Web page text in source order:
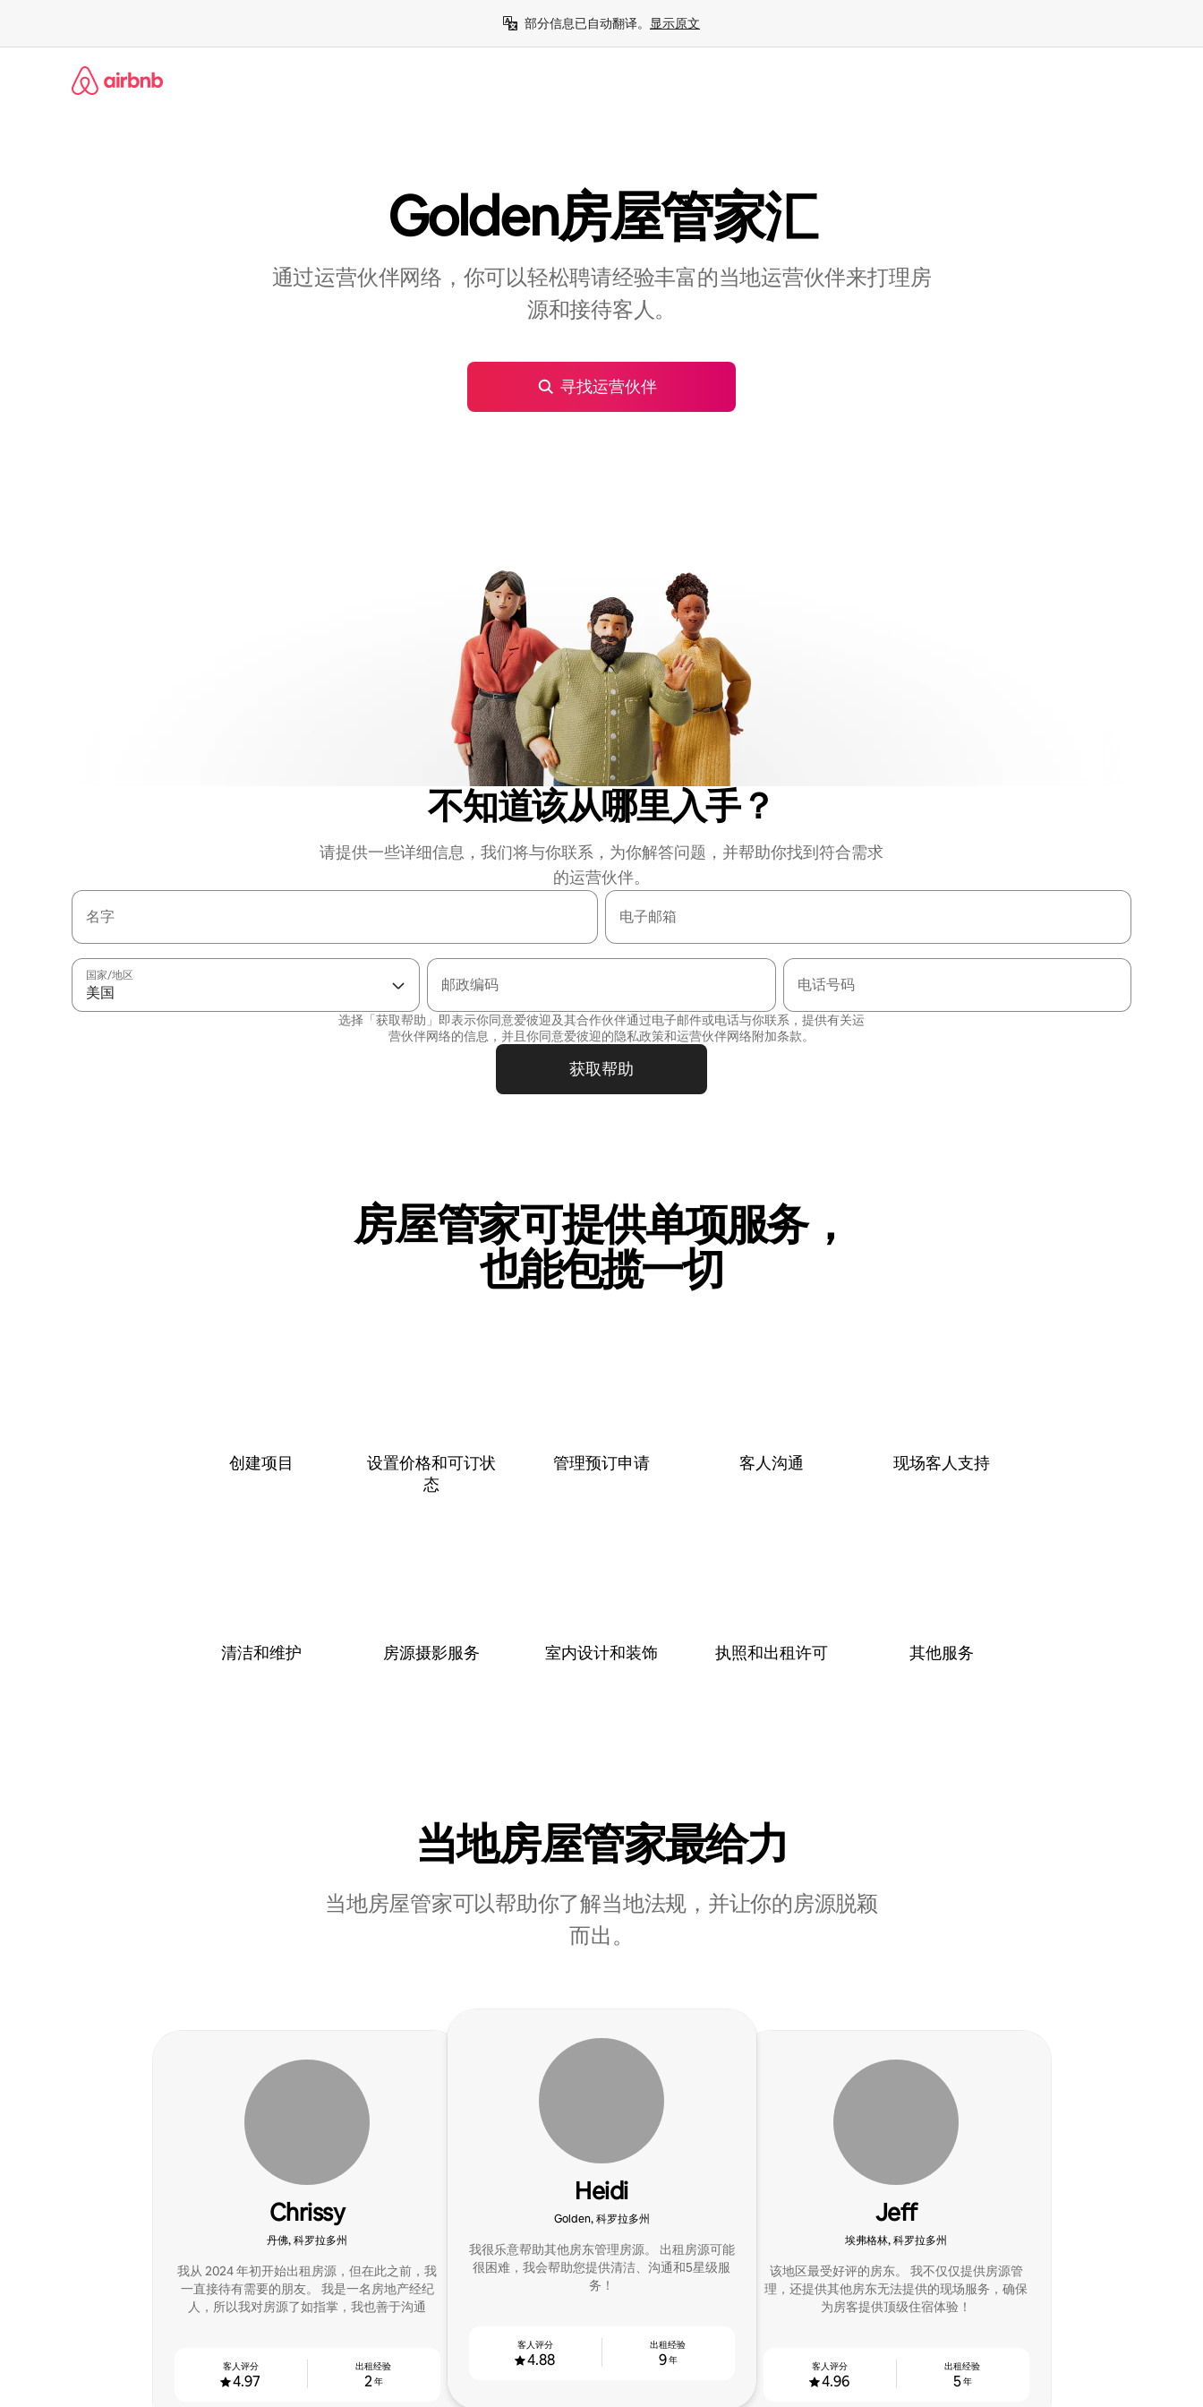
内
部分信息已自动翻译。 显示原文
Golden房屋管家汇
通过运营伙伴网络，你可以轻松聘请经验丰富的当地运营伙伴来打理房
源和接待客人。
寻找运营伙伴
不知道该从哪里入手？
请提供一些详细信息，我们将与你联系，为你解答问题，并帮助你找到符合需求
的运营伙伴。
名字 电子邮箱
国家/地区
美国 邮政编码 电话号码
选择「获取帮助」即表示你同意爱彼迎及其合作伙伴通过电子邮件或电话与你联系，提供有关运
营伙伴网络的信息，并且你同意爱彼迎的隐私政策和运营伙伴网络附加条款。
获取帮助
房屋管家可提供单⁠项⁠服⁠务，
也⁠能⁠包⁠揽⁠一⁠切
创建项目
设置价格和可订状
态
管理预订申请 客人沟通 现场客人支持
清洁和维护 房源摄影服务 室内设计和装饰 执照和出租许可 其他服务
当地房屋管家最⁠给⁠力
当地房屋管家可以帮助你了解当地法规，并让你的房源脱颖
而出。
Chrissy
丹佛, 科罗拉多州
我从 2024 年初开始出租房源，但在此之前，我
一直接待有需要的朋友。 我是一名房地产经纪
人，所以我对房源了如指掌，我也善于沟通
4.97
客人评分
2年
出租经验
Heidi
Golden, 科罗拉多州
我很乐意帮助其他房东管理房源。 出租房源可能
很困难，我会帮助您提供清洁、沟通和5星级服
务！
4.88
客人评分
9年
出租经验
Jeff
埃弗格林, 科罗拉多州
该地区最受好评的房东。 我不仅仅提供房源管
理，还提供其他房东无法提供的现场服务，确保
为房客提供顶级住宿体验！
4.96
客人评分
5年
出租经验